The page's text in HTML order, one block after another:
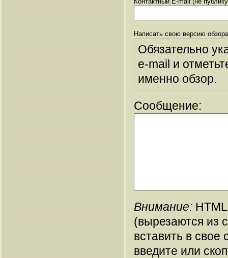
Написать свою версию
Обязательно
e-mail и
именно обзор.
Сообщение:
Внимание:
(вырезаются из
вставить в
введите или